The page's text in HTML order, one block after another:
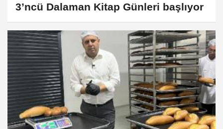
3’ncü Dalaman Kitap Günleri başlıyor